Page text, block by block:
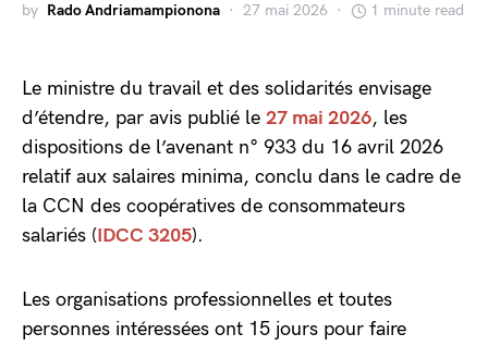
by Rado Andriamampionona 27 mai 2026 1 minute read
Le ministre du travail et des solidarités envisage
d’étendre, par avis publié le 27 mai 2026, les
dispositions de l’avenant n° 933 du 16 avril 2026
relatif aux salaires minima, conclu dans le cadre de
la CCN des coopératives de consommateurs
salariés (IDCC 3205).
Les organisations professionnelles et toutes
personnes intéressées ont 15 jours pour faire